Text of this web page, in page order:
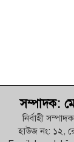
সম্পাদক:
নির্বাহী
হাউজ নং: ১২,